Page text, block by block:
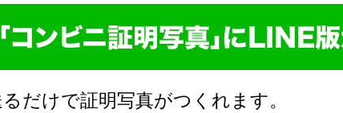
だけで証明写真がつくれます。